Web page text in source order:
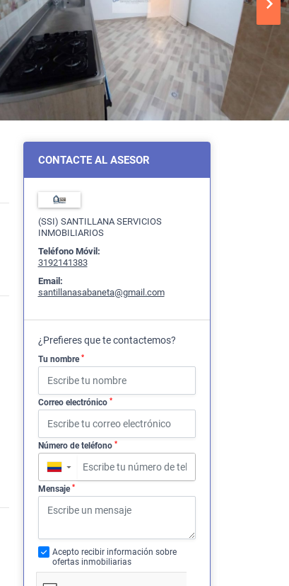
CONTACTE AL ASESOR
(SSI) SANTILLANA SERVICIOS
INMOBILIARIOS
Teléfono Móvil:
3192141383
Email:
santillanasabaneta@gmail.com
¿Prefieres que te contactemos?
Tu nombre *
Correo electrónico *
Número de teléfono *
▼
Mensaje *
Acepto recibir información sobre
ofertas inmobiliarias